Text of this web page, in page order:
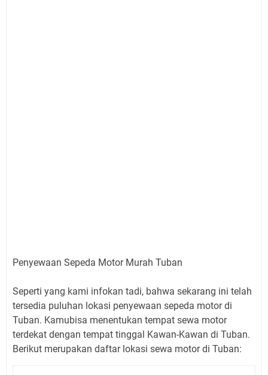
Penyewaan Sepeda Motor Murah Tuban
Seperti yang kami infokan tadi, bahwa sekarang ini telah
tersedia puluhan lokasi penyewaan sepeda motor di
Tuban. Kamubisa menentukan tempat sewa motor
terdekat dengan tempat tinggal Kawan-Kawan di Tuban.
Berikut merupakan daftar lokasi sewa motor di Tuban: